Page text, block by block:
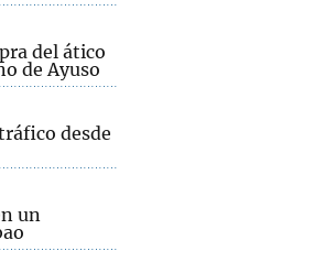
del ático
de Ayuso
desde
un